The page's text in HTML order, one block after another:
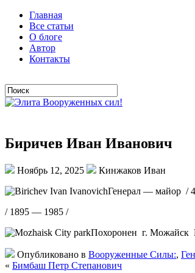
Главная
Все статьи
О блоге
Автор
Контакты
Биричев Иван Иванович
Ноябрь 12, 2025
Кинжаков Иван
Генерал — майор /
/ 1895 — 1985 /
Похоронен г. Можайск
Опубликовано в Вооруженные Силы:,
« Бимбаш Петр Степанович